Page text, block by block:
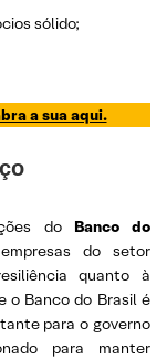
sólido;
a sua aqui.
do Banco do
do setor
quanto à
o Banco do Brasil é
para o governo
para manter